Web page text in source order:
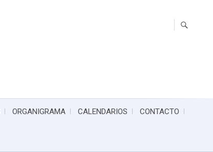
ORGANIGRAMA CALENDARIOS CONTACTO